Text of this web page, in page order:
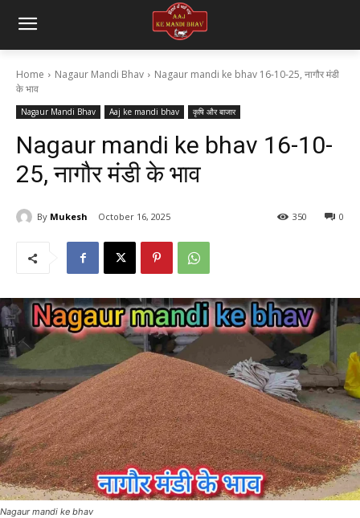
Home Nagaur Mandi Bhav
Nagaur mandi ke bhav 16-10-25, नागौर मंडी
के भाव
Nagaur Mandi Bhav Aaj ke mandi bhav कृषि और बाजार
Nagaur mandi ke bhav 16-10-
25, नागौर मंडी के भाव
By Mukesh October 16, 2025 0
350
Nagaur mandi ke bhav